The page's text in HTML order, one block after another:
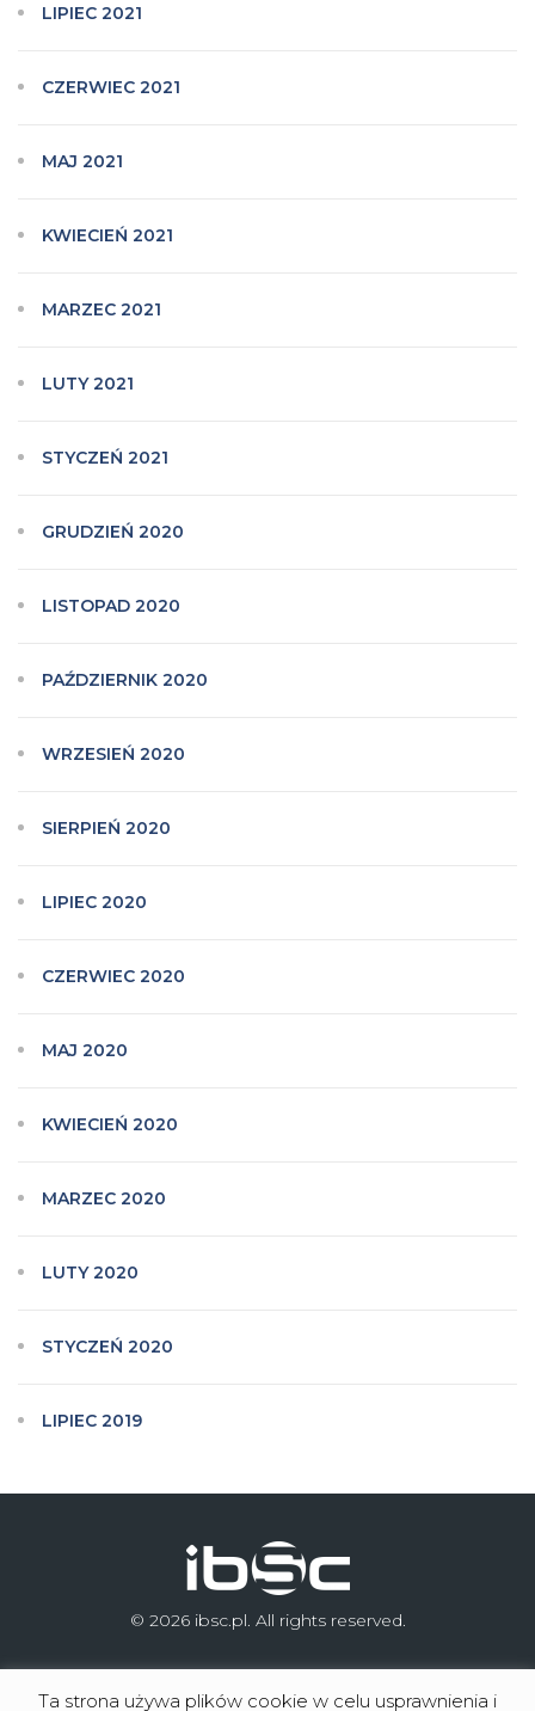
LIPIEC 2021
CZERWIEC 2021
MAJ 2021
KWIECIEŃ 2021
MARZEC 2021
LUTY 2021
STYCZEŃ 2021
GRUDZIEŃ 2020
LISTOPAD 2020
PAŹDZIERNIK 2020
WRZESIEŃ 2020
SIERPIEŃ 2020
LIPIEC 2020
CZERWIEC 2020
MAJ 2020
KWIECIEŃ 2020
MARZEC 2020
LUTY 2020
STYCZEŃ 2020
LIPIEC 2019
© 2026 ibsc.pl. All rights reserved.
Ta strona używa plików cookie w celu usprawnienia i